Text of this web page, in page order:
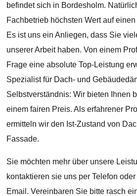
befindet sich in Bordesholm.
Fachbetrieb höchsten Wert auf
Es ist uns ein Anliegen, dass Sie
unserer Arbeit haben. Von einem
Frage eine absolute Top-Leistung
Spezialist für Dach- und
Selbstverständnis: Wir bieten Ihnen
einem fairen Preis. Als erfahrener
ermitteln wir den Ist-Zustand von
Fassade.
Sie möchten mehr über unsere
kontaktieren sie uns per Telefon
Email. Vereinbaren Sie bitte rasch